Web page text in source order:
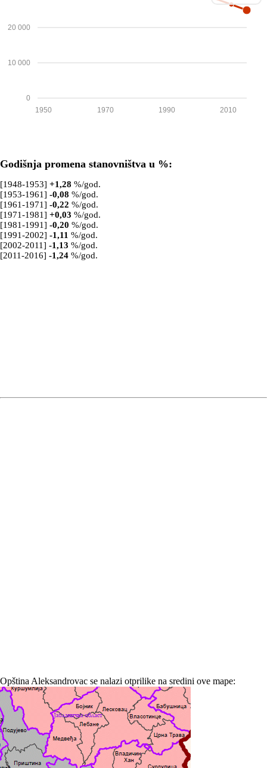
0
10 000
20 000
2010
1990
1970
1950
Godišnja promena stanovništva u %:
[1948-1953] +1,28 %/god.
[1953-1961] -0,08 %/god.
[1961-1971] -0,22 %/god.
[1971-1981] +0,03 %/god.
[1981-1991] -0,20 %/god.
[1991-2002] -1,11 %/god.
[2002-2011] -1,13 %/god.
[2011-2016] -1,24 %/god.
Opština Aleksandrovac se nalazi otprilike na sredini ove mape: